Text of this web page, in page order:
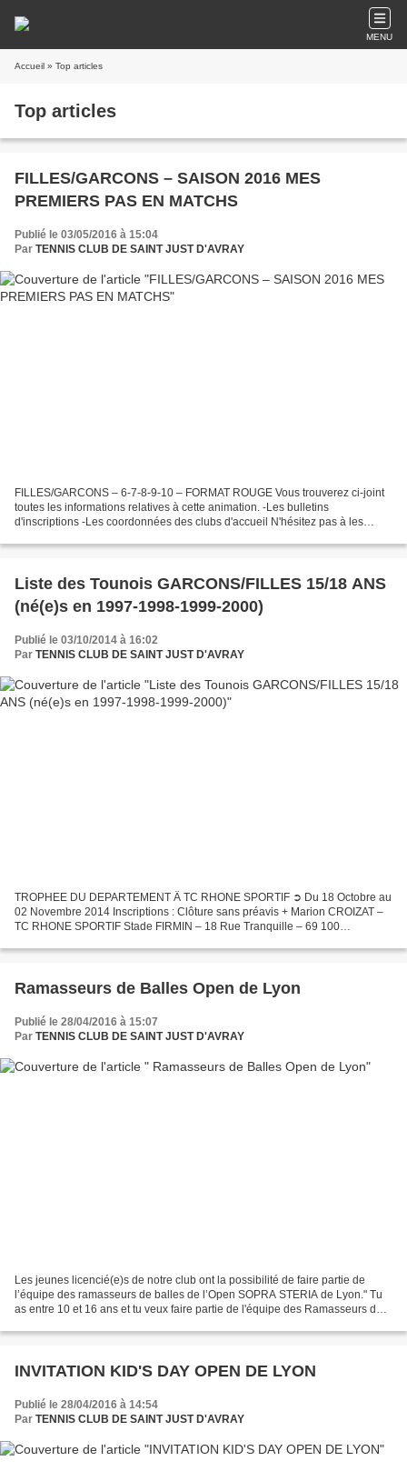
MENU
Accueil » Top articles
Top articles
FILLES/GARCONS – SAISON 2016 MES
PREMIERS PAS EN MATCHS
Publié le 03/05/2016 à 15:04
Par TENNIS CLUB DE SAINT JUST D'AVRAY
FILLES/GARCONS – 6-7-8-9-10 – FORMAT ROUGE Vous trouverez ci-joint
toutes les informations relatives à cette animation. -Les bulletins
d'inscriptions -Les coordonnées des clubs d'accueil N'hésitez pas à les
Liste des Tounois GARCONS/FILLES 15/18 ANS
(né(e)s en 1997-1998-1999-2000)
Publié le 03/10/2014 à 16:02
Par TENNIS CLUB DE SAINT JUST D'AVRAY
TROPHEE DU DEPARTEMENT Ä TC RHONE SPORTIF ➲ Du 18 Octobre au
02 Novembre 2014 Inscriptions : Clôture sans préavis + Marion CROIZAT –
TC RHONE SPORTIF Stade FIRMIN – 18 Rue Tranquille – 69 100
rhone.sportif.tennis@gmail.com...
Ramasseurs de Balles Open de Lyon
Publié le 28/04/2016 à 15:07
Par TENNIS CLUB DE SAINT JUST D'AVRAY
Les jeunes licencié(e)s de notre club ont la possibilité de faire partie de
l’équipe des ramasseurs de balles de l’Open SOPRA STERIA de Lyon." Tu
as entre 10 et 16 ans et tu veux faire partie de l'équipe des Ramasseurs de
INVITATION KID'S DAY OPEN DE LYON
Publié le 28/04/2016 à 14:54
Par TENNIS CLUB DE SAINT JUST D'AVRAY